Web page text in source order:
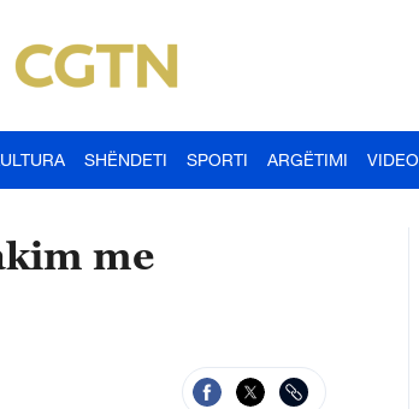
SHËNDETI SPORTI ARGËTIMI VIDEO
me